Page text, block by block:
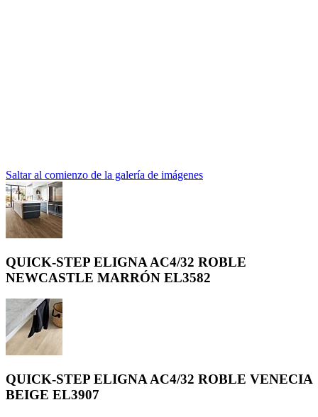
Saltar al comienzo de la galería de imágenes
QUICK-STEP ELIGNA AC4/32 ROBLE
NEWCASTLE MARRÓN EL3582
QUICK-STEP ELIGNA AC4/32 ROBLE VENECIA
BEIGE EL3907